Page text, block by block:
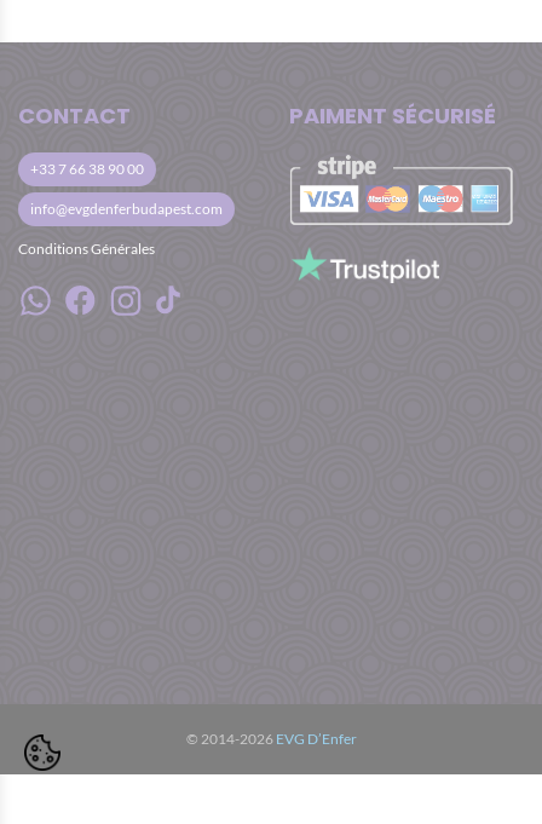
CONTACT
+33 7 66 38 90 00
info@evgdenferbudapest.com
Conditions Générales
PAIMENT SÉCURISÉ
© 2014-2026 EVG D’Enfer